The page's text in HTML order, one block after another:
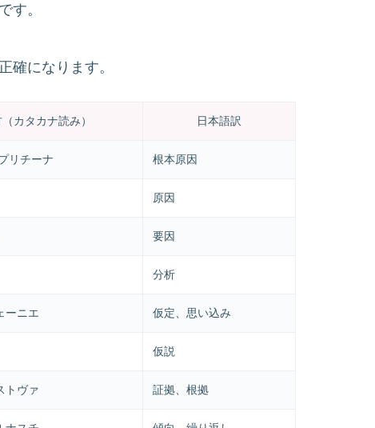
す。
確になります。
カタカナ読み） 日本語訳
リチーナ 根本原因
原因
要因
分析
ーニエ 仮定、思い込み
仮説
トヴァ 証拠、根拠